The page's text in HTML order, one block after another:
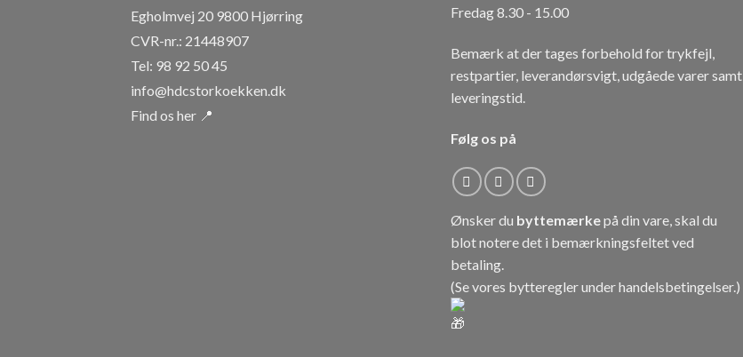
Egholmvej 20 9800 Hjørring
CVR-nr.: 21448907
Tel: 98 92 50 45
info@hdcstorkoekken.dk
Find os her 📍
Fredag 8.30 - 15.00
Bemærk at der tages forbehold for trykfejl,
restpartier, leverandørsvigt, udgåede varer samt
leveringstid.
Følg os på
Ønsker du byttemærkepå din vare, skal du
blot notere det i bemærkningsfeltet ved
betaling.
(Se vores bytteregler underhandelsbetingelser.)